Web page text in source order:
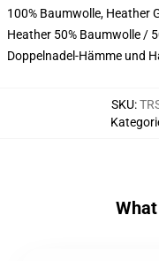
100% Baumwolle, Heather
Heather 50% Baumwolle /
Doppelnadel-Hämme und
SKU: